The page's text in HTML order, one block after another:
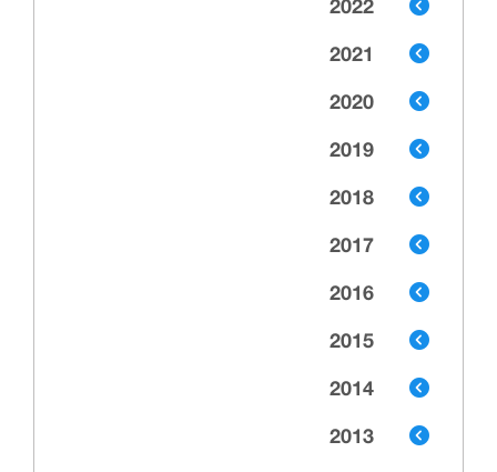
2022
2021
2020
2019
2018
2017
2016
2015
2014
2013